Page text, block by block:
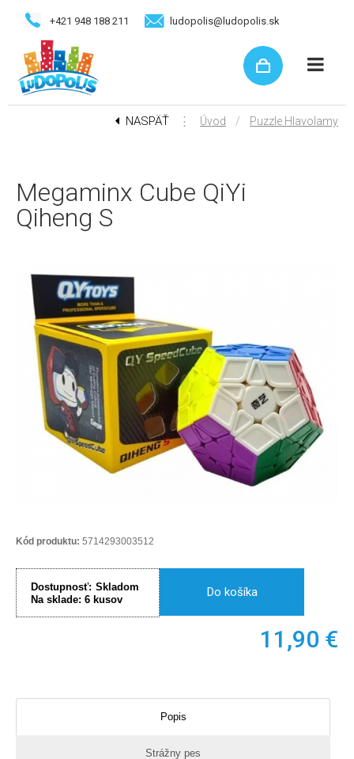
+421 948 188 211 ludopolis@ludopolis.sk
NASPÄŤ ⋮ Úvod / Puzzle Hlavolamy
Megaminx Cube QiYi
Qiheng S
Kód produktu: 5714293003512
Dostupnosť: Skladom
Na sklade: 6 kusov
Do košíka
11,90 €
Popis
Strážny pes